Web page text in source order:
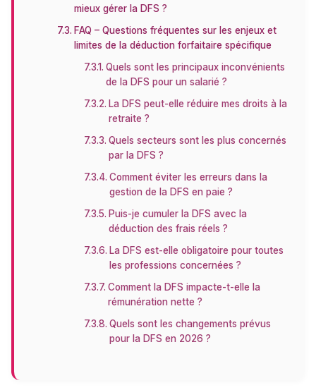
mieux gérer la DFS ?
FAQ – Questions fréquentes sur les enjeux et
limites de la déduction forfaitaire spécifique
Quels sont les principaux inconvénients
de la DFS pour un salarié ?
La DFS peut-elle réduire mes droits à la
retraite ?
Quels secteurs sont les plus concernés
par la DFS ?
Comment éviter les erreurs dans la
gestion de la DFS en paie ?
Puis-je cumuler la DFS avec la
déduction des frais réels ?
La DFS est-elle obligatoire pour toutes
les professions concernées ?
Comment la DFS impacte-t-elle la
rémunération nette ?
Quels sont les changements prévus
pour la DFS en 2026 ?